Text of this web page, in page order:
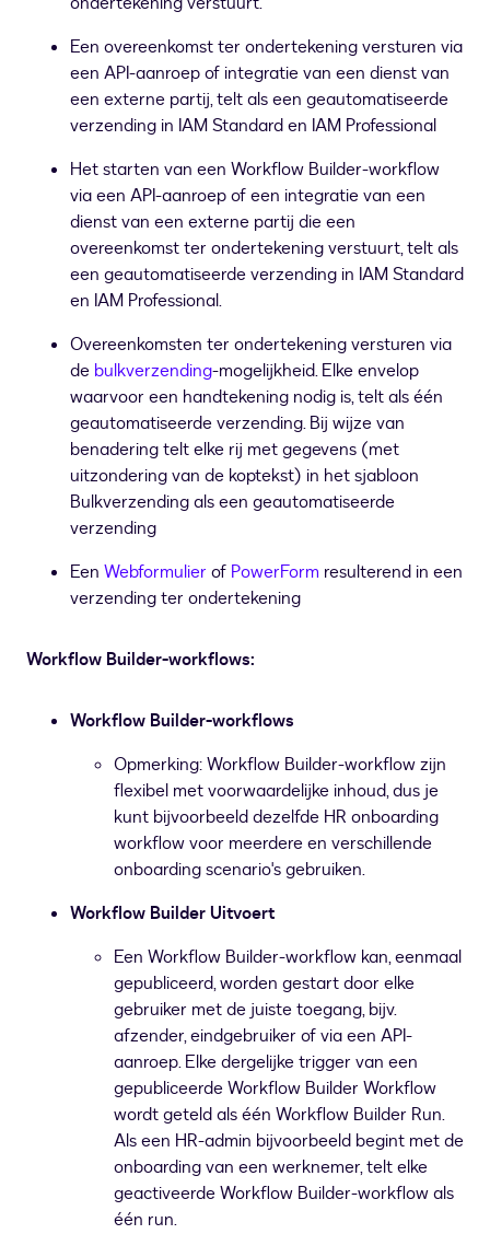
Een overeenkomst ter ondertekening versturen via
een API-aanroep of integratie van een dienst van
een externe partij, telt als een geautomatiseerde
verzending in IAM Standard en IAM Professional
Het starten van een Workflow Builder-workflow
via een API-aanroep of een integratie van een
dienst van een externe partij die een
overeenkomst ter ondertekening verstuurt, telt als
een geautomatiseerde verzending in IAM Standard
en IAM Professional.
Overeenkomsten ter ondertekening versturen via
de bulkverzending-mogelijkheid. Elke envelop
waarvoor een handtekening nodig is, telt als één
geautomatiseerde verzending. Bij wijze van
benadering telt elke rij met gegevens (met
uitzondering van de koptekst) in het sjabloon
Bulkverzending als een geautomatiseerde
verzending
Een Webformulier of PowerForm resulterend in een
verzending ter ondertekening
Workflow Builder-workflows:
Workflow Builder-workflows
Opmerking: Workflow Builder-workflow zijn
flexibel met voorwaardelijke inhoud, dus je
kunt bijvoorbeeld dezelfde HR onboarding
workflow voor meerdere en verschillende
onboarding scenario's gebruiken.
Workflow Builder Uitvoert
Een Workflow Builder-workflow kan, eenmaal
gepubliceerd, worden gestart door elke
gebruiker met de juiste toegang, bijv.
afzender, eindgebruiker of via een API-
aanroep. Elke dergelijke trigger van een
gepubliceerde Workflow Builder Workflow
wordt geteld als één Workflow Builder Run.
Als een HR-admin bijvoorbeeld begint met de
onboarding van een werknemer, telt elke
geactiveerde Workflow Builder-workflow als
één run.